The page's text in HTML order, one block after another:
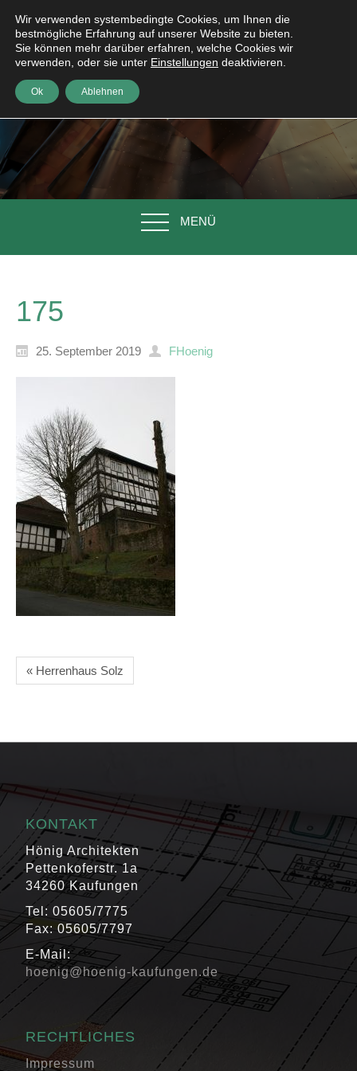
MENÜ
175
25. September 2019 FHoenig
« Herrenhaus Solz
KONTAKT
Hönig Architekten
Pettenkoferstr. 1a
34260 Kaufungen
Tel: 05605/7775
Fax: 05605/7797
E-Mail:
hoenig@hoenig-kaufungen.de
RECHTLICHES
Impressum
Wir verwenden systembedingte Cookies, um Ihnen die
bestmögliche Erfahrung auf unserer Website zu bieten.
Sie können mehr darüber erfahren, welche Cookies wir
verwenden, oder sie unter Einstellungen deaktivieren.
Ok Ablehnen